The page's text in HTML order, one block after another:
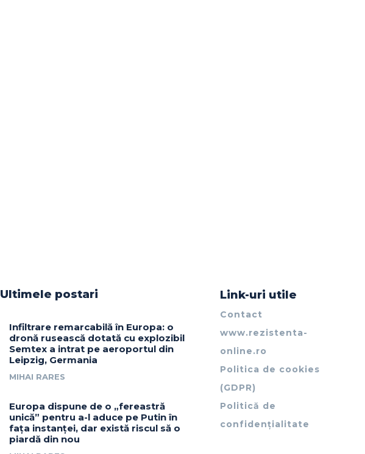
Ultimele postari
Infiltrare remarcabilă în Europa: o
dronă rusească dotată cu explozibil
Semtex a intrat pe aeroportul din
Leipzig, Germania
MIHAI RARES
Europa dispune de o „fereastră
unică” pentru a-l aduce pe Putin în
fața instanței, dar există riscul să o
piardă din nou
Link-uri utile
Contact
www.rezistenta-
online.ro
Politica de cookies
(GDPR)
Politică de
confidențialitate